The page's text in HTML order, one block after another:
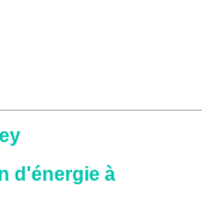
d'énergie à